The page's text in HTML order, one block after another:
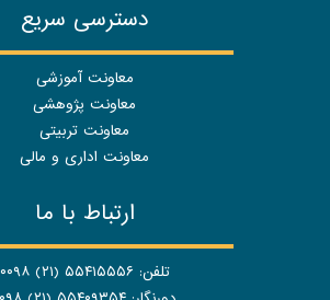
دسترسی سریع
معاونت آموزشی
معاونت پژوهشی
معاونت تربیتی
معاونت اداری و مالی
ارتباط با ما
تلفن: ۵۵۴۱۵۵۵۶ (۲۱) ۰۰۹۸